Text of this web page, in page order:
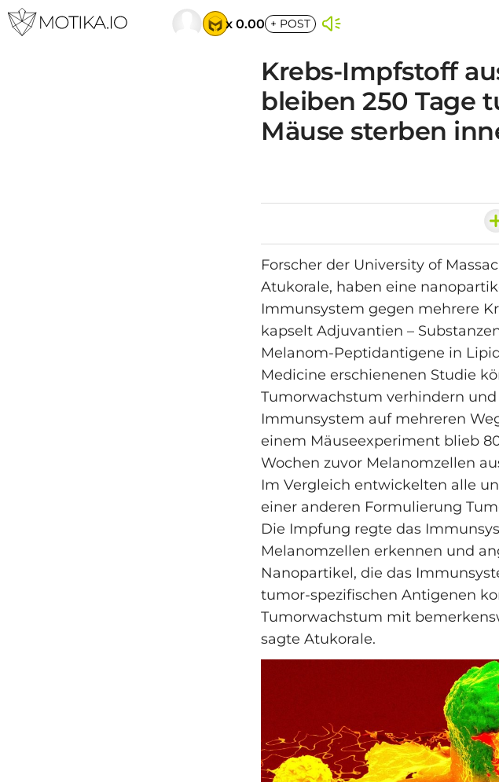
x 0.00 + POST
Krebs-Impfstoff
bleiben 250 Tage
Mäuse sterben
Forscher der University of
Atukorale, haben eine
Immunsystem gegen mehrere
kapselt Adjuvantien –
Melanom-Peptidantigene in
Medicine erschienenen Studie
Tumorwachstum verhindern
Immunsystem auf mehreren
einem Mäuseexperiment blieb
Wochen zuvor Melanomzellen
Im Vergleich entwickelten alle
einer anderen Formulierung
Die Impfung regte das
Melanomzellen erkennen und
Nanopartikel, die das
tumor-spezifischen Antigenen
Tumorwachstum mit
sagte Atukorale.